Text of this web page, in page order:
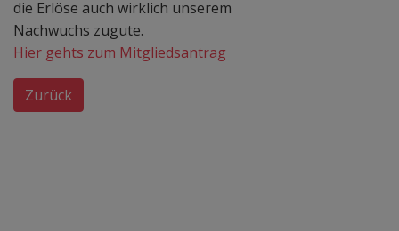
Zurück
die Erlöse auch wirklich unserem
Nachwuchs zugute.
Hier gehts zum Mitgliedsantrag